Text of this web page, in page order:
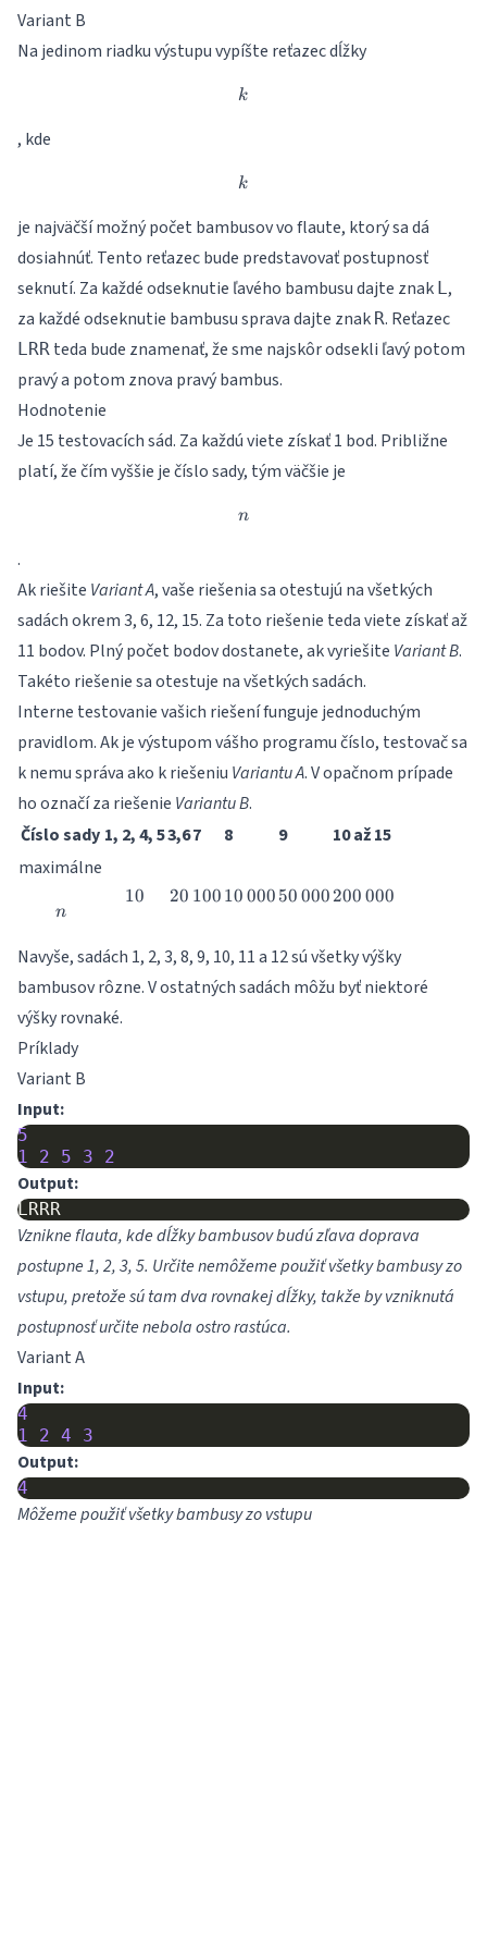
Variant B
Na jedinom riadku výstupu vypíšte reťazec dĺžky
k
k
, kde
k
k
je najväčší možný počet bambusov vo flaute, ktorý sa dá
dosiahnúť. Tento reťazec bude predstavovať postupnosť
seknutí. Za každé odseknutie ľavého bambusu dajte znak L,
za každé odseknutie bambusu sprava dajte znak R. Reťazec
LRR teda bude znamenať, že sme najskôr odsekli ľavý potom
pravý a potom znova pravý bambus.
Hodnotenie
Je 15 testovacích sád. Za každú viete získať 1 bod. Približne
platí, že čím vyššie je číslo sady, tým väčšie je
n
n
.
Ak riešite Variant A, vaše riešenia sa otestujú na všetkých
sadách okrem 3, 6, 12, 15. Za toto riešenie teda viete získať až
11 bodov. Plný počet bodov dostanete, ak vyriešite Variant B.
Takéto riešenie sa otestuje na všetkých sadách.
Interne testovanie vašich riešení funguje jednoduchým
pravidlom. Ak je výstupom vášho programu číslo, testovač sa
k nemu správa ako k riešeniu Variantu A. V opačnom prípade
ho označí za riešenie Variantu B.
Číslo sady 1, 2, 4, 53,67 8 9
10 až 15
maximálne
n
n
10
10 20
20 100
100 10\,000
10 000 50\,000
50 000 200\,000
200 000
Navyše, sadách 1, 2, 3, 8, 9, 10, 11 a 12 sú všetky výšky
bambusov rôzne. V ostatných sadách môžu byť niektoré
výšky rovnaké.
Príklady
Variant B
Input:
5
1
2 5 3 2
Output:
Vznikne flauta, kde dĺžky bambusov budú zľava doprava
postupne 1, 2, 3, 5. Určite nemôžeme použiť všetky bambusy zo
vstupu, pretože sú tam dva rovnakej dĺžky, takže by vzniknutá
postupnosť určite nebola ostro rastúca.
Variant A
Input:
4
1
2 4 3
Output:
4
Môžeme použiť všetky bambusy zo vstupu